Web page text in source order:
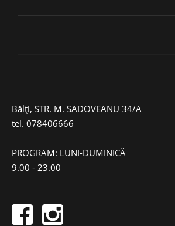
Bălți, STR. M. SADOVEANU 34/A
tel. 078406666
PROGRAM: LUNI-DUMINICĂ
9.00 - 23.00